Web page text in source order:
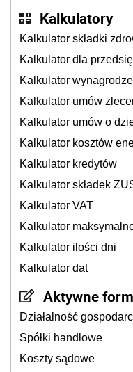
Kalkulatory
Kalkulator składki
Kalkulator dla
Kalkulator
Kalkulator umów
Kalkulator umów o
Kalkulator kosztów
Kalkulator kredytów
Kalkulator składek
Kalkulator VAT
Kalkulator
Kalkulator ilości dni
Kalkulator dat
Aktywne
Działalność
Spółki handlowe
Koszty sądowe